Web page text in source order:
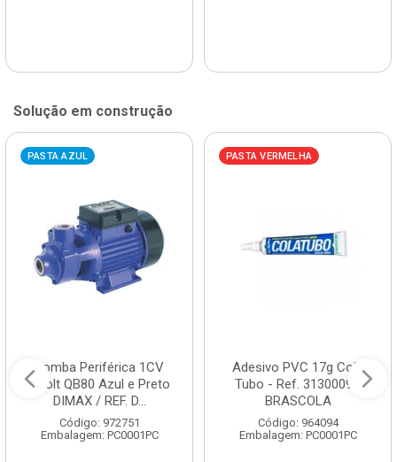
Solução em construção
PASTA AZUL
Bomba Periférica 1CV
Bivolt QB80 Azul e Preto
DIMAX / REF. D...
Código: 972751
Embalagem: PC0001PC
PASTA VERMELHA
Adesivo PVC 17g Cola
Tubo - Ref. 3130009 -
BRASCOLA
Código: 964094
Embalagem: PC0001PC